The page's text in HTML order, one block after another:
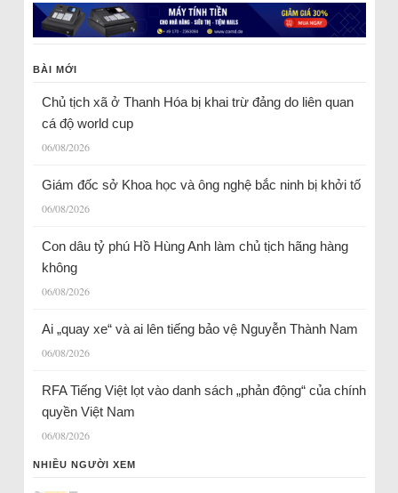
BÀI MỚI
Chủ tịch xã ở Thanh Hóa bị khai trừ đảng do liên quan
cá độ world cup
06/08/2026
Giám đốc sở Khoa học và ông nghệ bắc ninh bị khởi tố
06/08/2026
Con dâu tỷ phú Hồ Hùng Anh làm chủ tịch hãng hàng
không
06/08/2026
Ai „quay xe“ và ai lên tiếng bảo vệ Nguyễn Thành Nam
06/08/2026
RFA Tiếng Việt lọt vào danh sách „phản động“ của chính
quyền Việt Nam
06/08/2026
NHIỀU NGƯỜI XEM